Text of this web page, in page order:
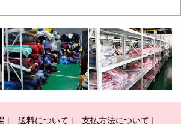
| 送料について | 支払方法について |